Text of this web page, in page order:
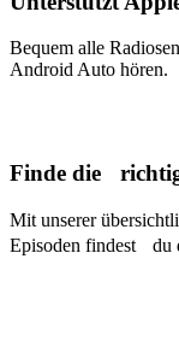
Bequem alle
Android Auto hören.
Finde die
Mit unserer
Episoden findest du